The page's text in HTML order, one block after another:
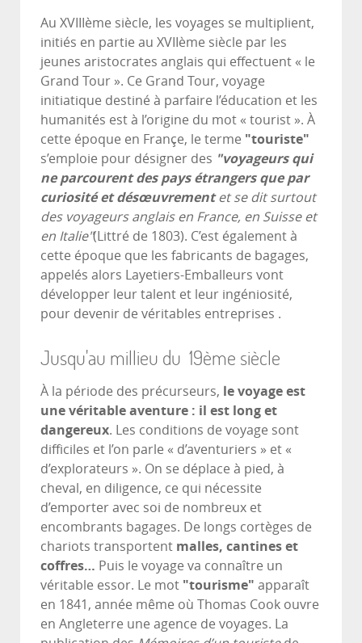
Au XVIIIème siècle, les voyages se multiplient,
initiés en partie au XVIIème siècle par les
jeunes aristocrates anglais qui effectuent « le
Grand Tour ». Ce Grand Tour, voyage
initiatique destiné à parfaire l’éducation et les
humanités est à l’origine du mot « tourist ». À
cette époque en Françe, le terme "touriste"
s’emploie pour désigner des "voyageurs qui
ne parcourent des pays étrangers que par
curiosité et désœuvrementet se dit surtout
des voyageurs anglais en France, en Suisse et
en Italie"(Littré de 1803). C’est également à
cette époque que les fabricants de bagages,
appelés alors Layetiers-Emballeurs vont
développer leur talent et leur ingéniosité,
pour devenir de véritables entreprises .
Jusqu'au millieu du 19ème siècle
À la période des précurseurs, le voyage est
une véritable aventure : il est long et
dangereux. Les conditions de voyage sont
difficiles et l’on parle « d’aventuriers » et «
d’explorateurs ». On se déplace à pied, à
cheval, en diligence, ce qui nécessite
d’emporter avec soi de nombreux et
encombrants bagages. De longs cortèges de
chariots transportent malles, cantines et
coffres… Puis le voyage va connaître un
véritable essor. Le mot "tourisme" apparaît
en 1841, année même où Thomas Cook ouvre
en Angleterre une agence de voyages. La